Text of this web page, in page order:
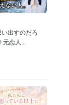
出すのだろ
元恋人...